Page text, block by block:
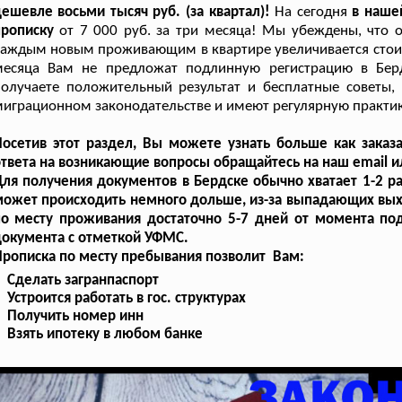
восьми тысяч руб. (за квартал)! На сегодня в
от 7 000 руб. за три месяца! Мы убеждены, что
новым проживающим в квартире увеличивается
Вам не предложат подлинную регистрацию в
положительный результат и бесплатные
законодательстве и имеют регулярную
этот раздел, Вы можете узнать больше как
на возникающие вопросы обращайтесь на наш email
получения документов в Бердске обычно хватает 1-2
происходить немного дольше, из-за выпадающих
месту проживания достаточно 5-7 дней от момента
с отметкой УФМС.
по месту пребывания позволит Вам:
Сделать загранпаспорт
Устроится работать в гос. структурах
Получить номер инн
Взять ипотеку в любом банке